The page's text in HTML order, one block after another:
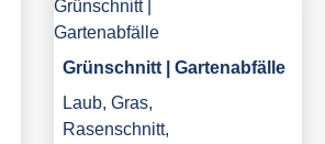
Grünschnitt | Gartenabfälle
Laub, Gras,
Rasenschnitt,